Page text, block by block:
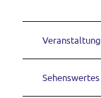
Veranstaltung
Sehenswertes